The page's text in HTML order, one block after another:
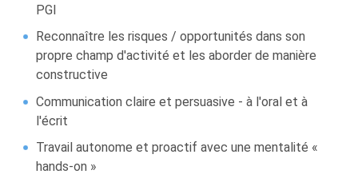
PGI
Reconnaître les risques / opportunités dans son
propre champ d'activité et les aborder de manière
constructive
Communication claire et persuasive - à l'oral et à
l'écrit
Travail autonome et proactif avec une mentalité «
hands-on »